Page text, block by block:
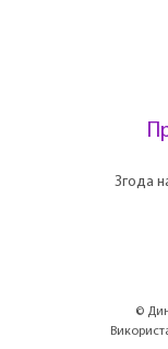
Згода
©